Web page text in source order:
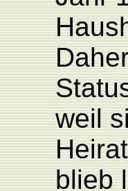
weil
Heirat
blieb